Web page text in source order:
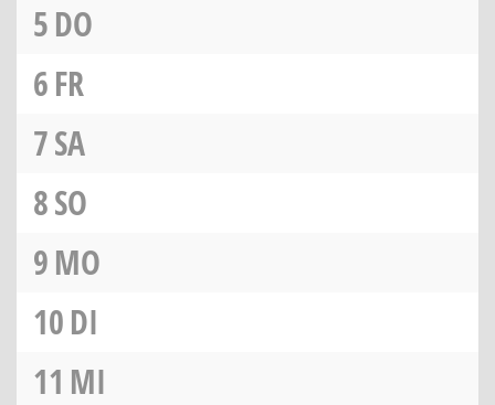
5DO
6FR
7SA
8SO
9MO
10DI
11 MI